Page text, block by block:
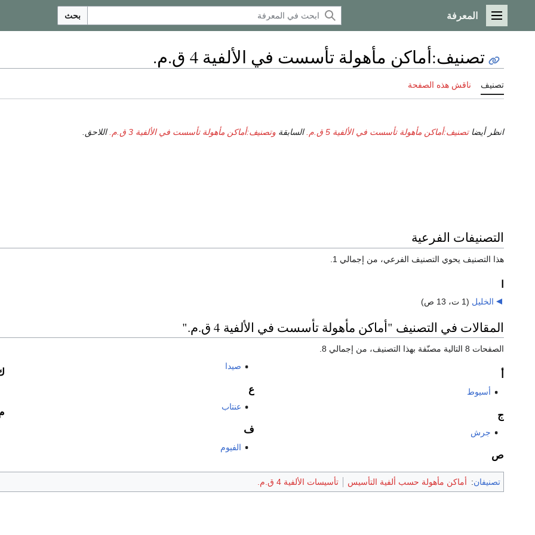
القائمة الرئيسية
المعرفة بحث
تصنيف:أماكن مأهولة تأسست في الألفية 4 ق.م.
تصنيف ناقش هذه الصفحة
انظر أيضاتصنيف:أماكن مأهولة تأسست في الألفية 5 ق.م. السابقة وتصنيف:أماكن مأهولة تأسست في الألفية 3 ق.م. اللاحق.
التصنيفات الفرعية
هذا التصنيف يحوي التصنيف الفرعي، من إجمالي 1.
الخليل (1 ت، 13 ص)
المقالات في التصنيف "أماكن مأهولة تأسست في الألفية 4 ق.م."
الصفحات 8 التالية مصنّفة بهذا التصنيف، من إجمالي 8.
أسيوط
ج
جرش
ص
صيدا
ع
عنتاب
ف
الفيوم
تصنيفان: أماكن مأهولة حسب ألفية التأسيس تأسيسات الألفية 4 ق.م.